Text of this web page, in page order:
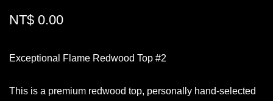
NT$ 0.00
Exceptional Flame Redwood Top #2
This is a premium redwood top, personally hand-selected